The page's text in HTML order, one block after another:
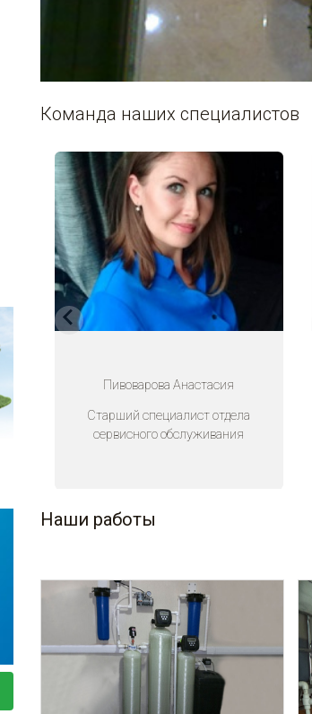
Команда наших специалистов
Пивоварова Анастасия
Старший специалист отдела
сервисного обслуживания
Наши работы